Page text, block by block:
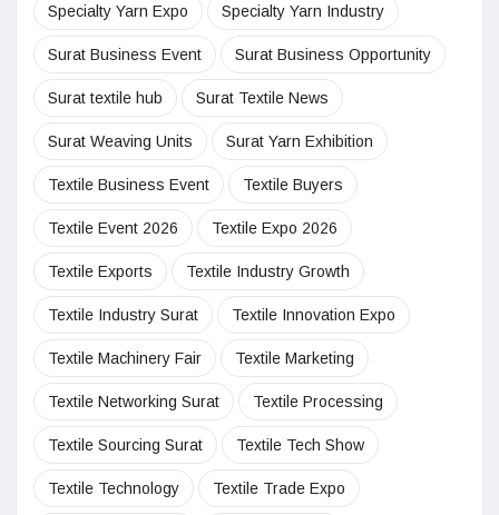
Specialty Yarn Expo Specialty Yarn Industry
Surat Business Event Surat Business Opportunity
Surat textile hub Surat Textile News
Surat Weaving Units Surat Yarn Exhibition
Textile Business Event Textile Buyers
Textile Event 2026 Textile Expo 2026
Textile Exports Textile Industry Growth
Textile Industry Surat Textile Innovation Expo
Textile Machinery Fair Textile Marketing
Textile Networking Surat Textile Processing
Textile Sourcing Surat Textile Tech Show
Textile Technology Textile Trade Expo